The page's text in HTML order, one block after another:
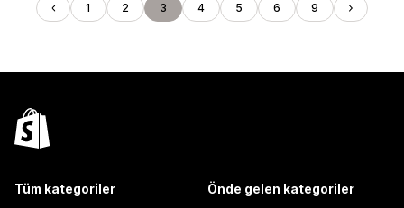
1 2 3 4 5 6 9
Tüm kategoriler Önde gelen kategoriler